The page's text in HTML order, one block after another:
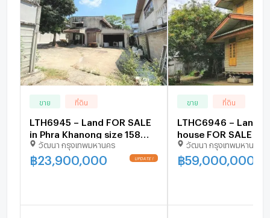
ขาย ที่ดิน
LTH6945 – Land FOR SALE
in Phra Khanong size 158
Sq.Wah.BTS Phra Khanong
Station ONLY 23.90 MB
วัฒนา กรุงเทพมหานคร
฿23,900,000
ขาย ที่ดิน
LTHC6946 – Land
house FOR SALE in
Khanong size 150
Sq.Wah.BTS Phra
Station ONLY 59 MB
วัฒนา กรุงเทพมหานคร
฿59,000,000